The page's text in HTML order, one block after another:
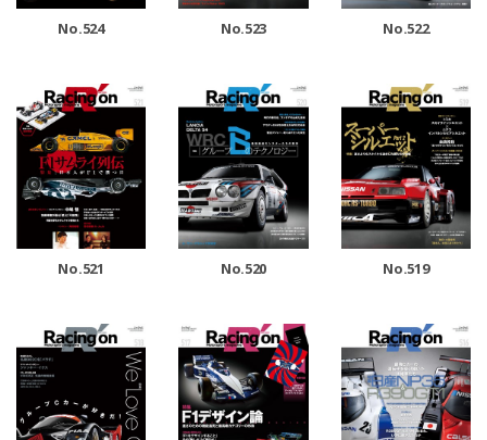
No.524 No.523 No.522
No.521 No.520 No.519